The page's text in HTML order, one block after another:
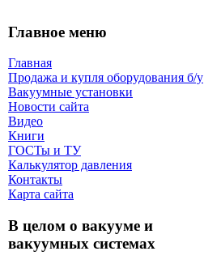
Главное меню
Главная
Продажа и купля оборудования б/y
Вакуумные установки
Новости сайта
Видео
Книги
ГОСТы и ТУ
Калькулятор давления
Контакты
Карта сaйта
В целом о вакууме и
вакуумных системах